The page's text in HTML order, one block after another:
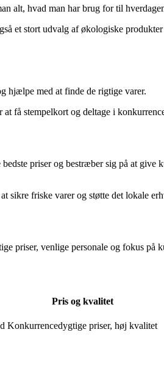
alt, hvad man har brug for til
et stort udvalg af økologiske
hjælpe med at finde de rigtige varer.
få stempelkort og deltage i
priser og bestræber sig på at give
sikre friske varer og støtte det lokale
priser, venlige personale og fokus på
Pris og kvalitet
Konkurrencedygtige priser, høj kvalitet